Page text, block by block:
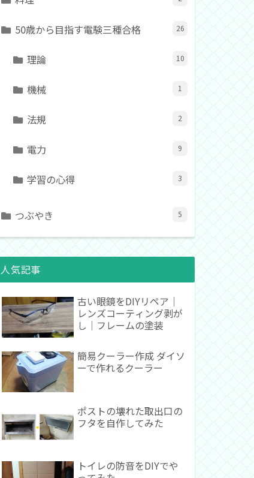
50歳から目指す電験三種合格 26
理論 10
機械 1
法規 2
電力 9
学習の心得 3
つぶやき 5
人気記事
古い眼鏡をDIYリペア｜
レンズコーティング剥が
し｜フレームの塗装
簡易クーラー作成 ダイソ
ーで作れるクーラー
ポストの壊れた取出口の
フタを自作してみた
トイレの防音をDIYでや